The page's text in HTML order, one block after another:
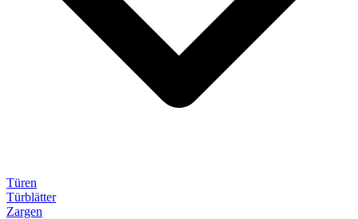
Türen
Türblätter
Zargen